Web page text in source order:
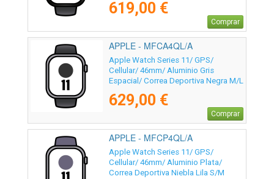
619,00 €
Comprar
APPLE - MFCA4QL/A
Apple Watch Series 11/ GPS/
Cellular/ 46mm/ Aluminio Gris
Espacial/ Correa Deportiva Negra M/L
629,00 €
Comprar
APPLE - MFCP4QL/A
Apple Watch Series 11/ GPS/
Cellular/ 46mm/ Aluminio Plata/
Correa Deportiva Niebla Lila S/M